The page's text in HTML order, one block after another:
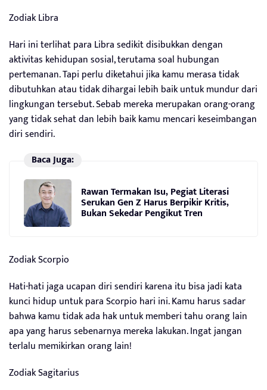
Zodiak Libra
Hari ini terlihat para Libra sedikit disibukkan dengan
aktivitas kehidupan sosial, terutama soal hubungan
pertemanan. Tapi perlu diketahui jika kamu merasa tidak
dibutuhkan atau tidak dihargai lebih baik untuk mundur dari
lingkungan tersebut. Sebab mereka merupakan orang-orang
yang tidak sehat dan lebih baik kamu mencari keseimbangan
diri sendiri.
Baca Juga:
Rawan Termakan Isu, Pegiat Literasi
Serukan Gen Z Harus Berpikir Kritis,
Bukan Sekedar Pengikut Tren
Zodiak Scorpio
Hati-hati jaga ucapan diri sendiri karena itu bisa jadi kata
kunci hidup untuk para Scorpio hari ini. Kamu harus sadar
bahwa kamu tidak ada hak untuk memberi tahu orang lain
apa yang harus sebenarnya mereka lakukan. Ingat jangan
terlalu memikirkan orang lain!
Zodiak Sagitarius